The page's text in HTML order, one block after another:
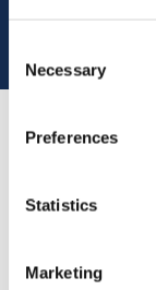
Selection
Necessary
Preferences
Statistics
Marketing